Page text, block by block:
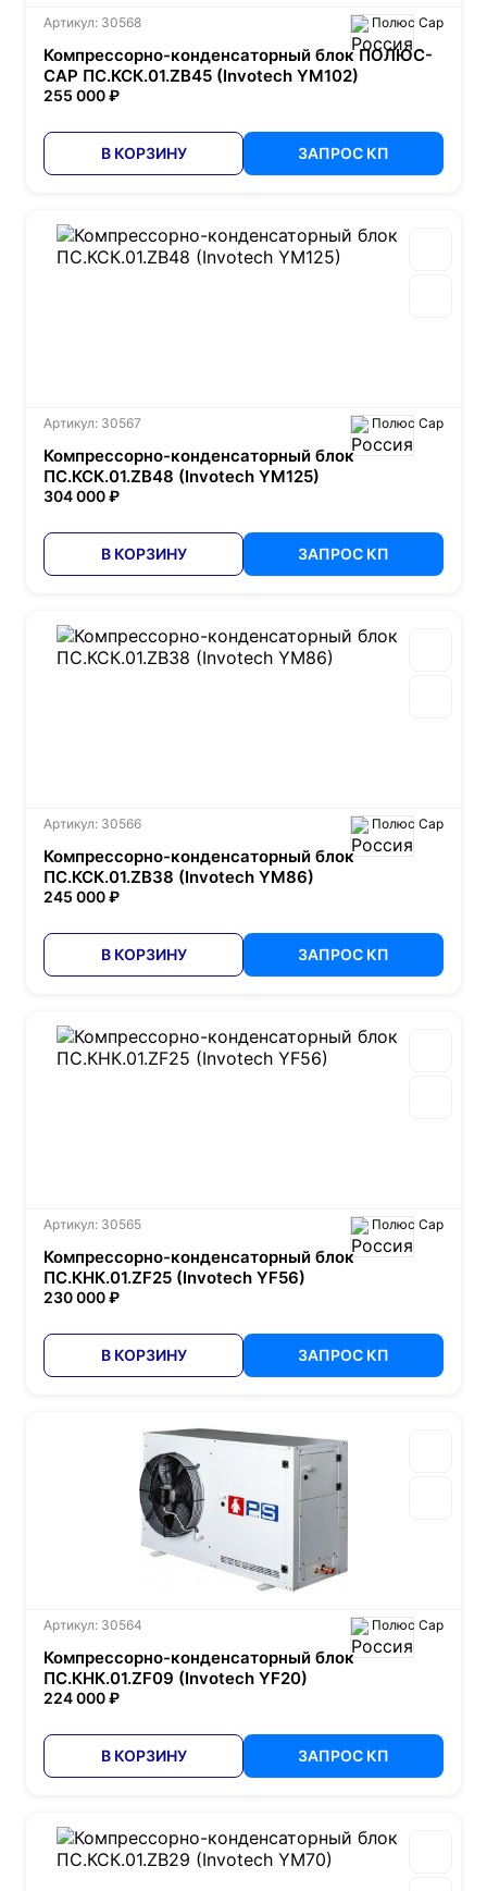
Артикул: 30568 Полюс Сар
Компрессорно-конденсаторный блок ПОЛЮС-
САР ПС.КСК.01.ZB45 (Invotech YM102)
255 000 ₽
В КОРЗИНУ ЗАПРОС КП
Артикул: 30567 Полюс Сар
Компрессорно-конденсаторный блок
ПС.КСК.01.ZB48 (Invotech YM125)
304 000 ₽
В КОРЗИНУ ЗАПРОС КП
Артикул: 30566 Полюс Сар
Компрессорно-конденсаторный блок
ПС.КСК.01.ZB38 (Invotech YM86)
245 000 ₽
В КОРЗИНУ ЗАПРОС КП
Артикул: 30565 Полюс Сар
Компрессорно-конденсаторный блок
ПС.КHК.01.ZF25 (Invotech YF56)
230 000 ₽
В КОРЗИНУ ЗАПРОС КП
Артикул: 30564 Полюс Сар
Компрессорно-конденсаторный блок
ПС.КHК.01.ZF09 (Invotech YF20)
224 000 ₽
В КОРЗИНУ ЗАПРОС КП